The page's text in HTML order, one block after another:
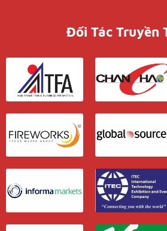
Đối Tác Truyền